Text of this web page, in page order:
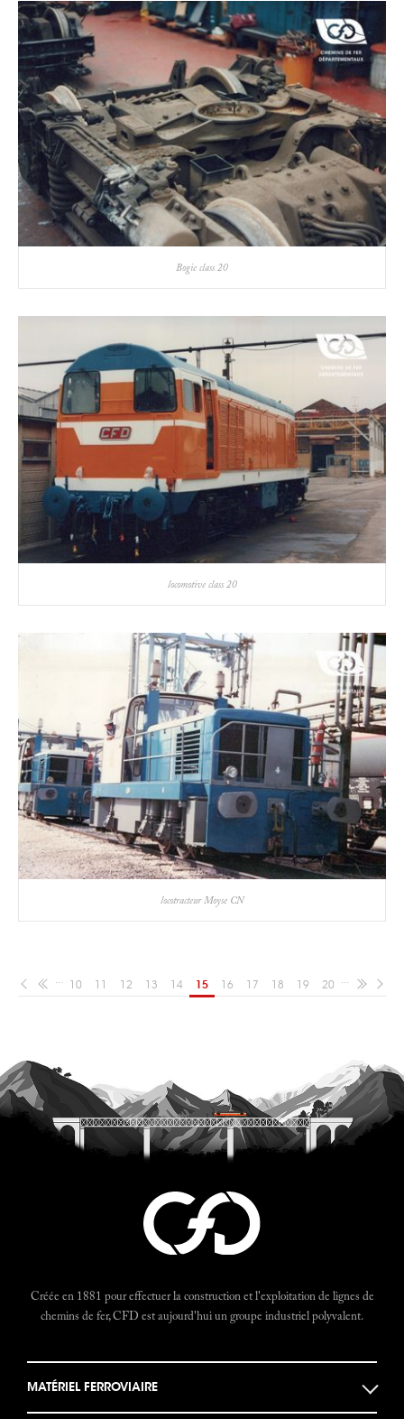
Bogie class 20
locomotive class 20
locotracteur Moyse CN
10 11 12 13 14 15 16 17 18 19 20
Créée en 1881 pour effectuer la construction et l'exploitation de lignes de
chemins de fer, CFD est aujourd'hui un groupe industriel polyvalent.
MATÉRIEL FERROVIAIRE